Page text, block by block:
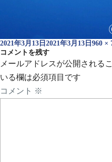
投
稿
日:
2021年3月13日 2021年3月13日 フ
サ
960 ×
コメントを残す
メールアドレスが公開される
いる欄は必須項目です
コメント ※